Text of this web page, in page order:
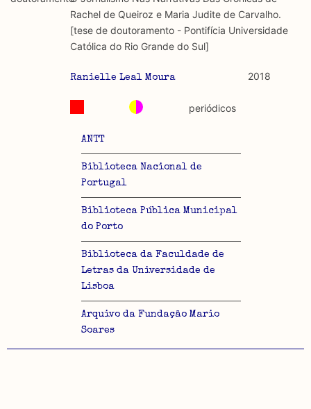
académicos.
Limitações
produzidos até 2022, contudo não foi possível ter acesso
discurso e uso da liberdade de expressão. Trata-se de
uma censura que é omnipresente, dado que é
constitutiva do próprio acto de fala.
abordagens.
Tipo investigação realizada
Empírica
Combinação teórico-empírica
Os resultados obtidos podem ser exportados em formato
.csv para importação em programas de folha de cálculo
Rachel de Queiroz e Maria Judite de Carvalho.
[tese de doutoramento - Pontifícia Universidade
Católica do Rio Grande do Sul]
Ranielle Leal Moura 2018
ANTT
Biblioteca Nacional de
Portugal
Biblioteca Pública Municipal
do Porto
Biblioteca da Faculdade de
Letras da Universidade de
Lisboa
Arquivo da Fundação Mario
Soares
periódicos